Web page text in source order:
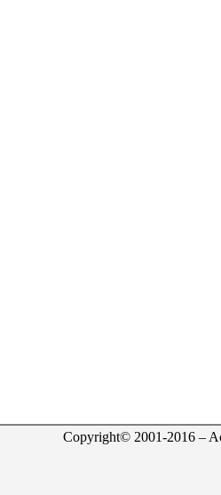
Copyright© 2001-2016 –